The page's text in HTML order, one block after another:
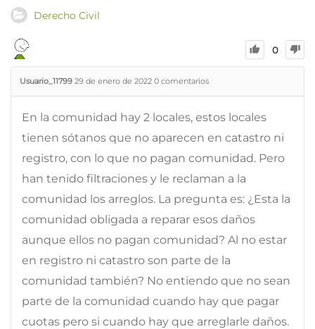
Derecho Civil
0
Usuario_11799 29 de enero de 2022 0 comentarios
En la comunidad hay 2 locales, estos locales
tienen sótanos que no aparecen en catastro ni
registro, con lo que no pagan comunidad. Pero
han tenido filtraciones y le reclaman a la
comunidad los arreglos. La pregunta es: ¿Esta la
comunidad obligada a reparar esos daños
aunque ellos no pagan comunidad? Al no estar
en registro ni catastro son parte de la
comunidad también? No entiendo que no sean
parte de la comunidad cuando hay que pagar
cuotas pero si cuando hay que arreglarle daños.